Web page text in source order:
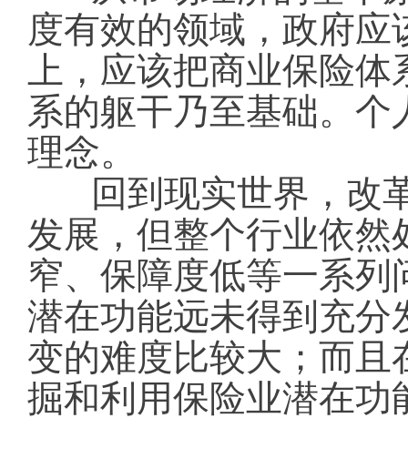
度有效的领域，政府
上，应该把商业保险体
系的躯干乃至基础。个
理念。
回到现实世界，改
发展，但整个行业依然
窄、保障度低等一系列
潜在功能远未得到充分
变的难度比较大；而且
掘和利用保险业潜在功